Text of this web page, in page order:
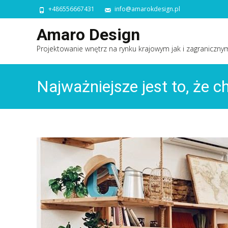
+486556667431 info@amarokdesign.pl
Amaro Design
Projektowanie wnętrz na rynku krajowym jak i
Najważniejsze jest to, że